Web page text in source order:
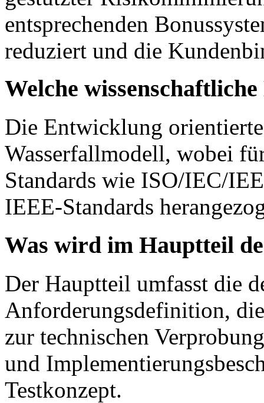
entsprechenden
reduziert und die
Welche
Die Entwicklung
Wasserfallmodell, wobei
Standards wie ISO/IEC/
IEEE-Standards
Was wird im Hauptteil
Der Hauptteil umfasst die
Anforderungsdefinition,
zur technischen
und
Testkonzept.